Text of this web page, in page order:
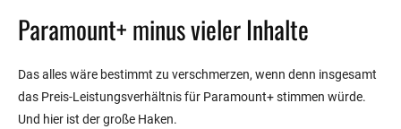
Paramount+ minus vieler Inhalte
Das alles wäre bestimmt zu verschmerzen, wenn denn insgesamt
das Preis-Leistungsverhältnis für Paramount+ stimmen würde.
Und hier ist der große Haken.